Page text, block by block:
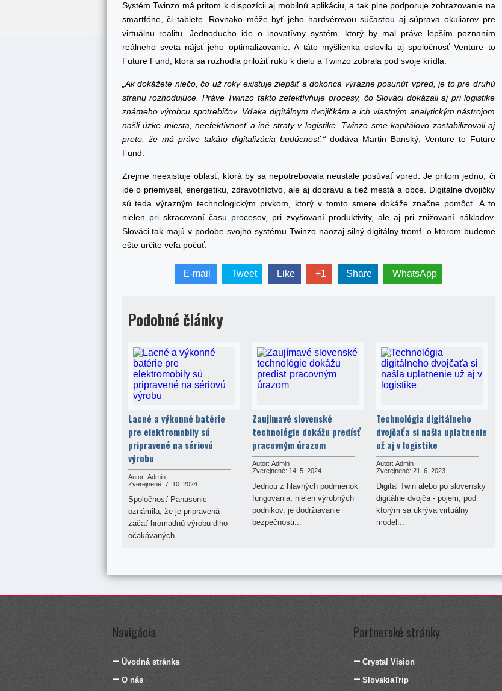
Systém Twinzo má pritom k dispozícii aj mobilnú aplikáciu, a tak plne podporuje zobrazovanie na
smartfóne, či tablete. Rovnako môže byť jeho hardvérovou súčasťou aj súprava okuliarov pre
virtuálnu realitu. Jednoducho ide o inovatívny systém, ktorý by mal práve lepším poznaním
reálneho sveta nájsť jeho optimalizovanie. A táto myšlienka oslovila aj spoločnosť Venture to
Future Fund, ktorá sa rozhodla priložiť ruku k dielu a Twinzo zobrala pod svoje krídla.
„Ak dokážete niečo, čo už roky existuje zlepšiť a dokonca výrazne posunúť vpred, je to pre druhú
stranu rozhodujúce. Práve Twinzo takto zefektívňuje procesy, čo Slováci dokázali aj pri logistike
známeho výrobcu spotrebičov. Vďaka digitálnym dvojičkám a ich vlastným analytickým nástrojom
našli úzke miesta, neefektívnosť a iné straty v logistike. Twinzo sme kapitálovo zastabilizovali aj
preto, že má práve takáto digitalizácia budúcnosť,“dodáva Martin Banský, Venture to Future
Fund.
Zrejme neexistuje oblasť, ktorá by sa nepotrebovala neustále posúvať vpred. Je pritom jedno, či
ide o priemysel, energetiku, zdravotníctvo, ale aj dopravu a tiež mestá a obce. Digitálne dvojičky
sú teda výrazným technologickým prvkom, ktorý v tomto smere dokáže značne pomôcť. A to
nielen pri skracovaní času procesov, pri zvyšovaní produktivity, ale aj pri znižovaní nákladov.
Slováci tak majú v podobe svojho systému Twinzo naozaj silný digitálny tromf, o ktorom budeme
ešte určite veľa počuť.
E-mail Tweet Like +1 Share WhatsApp
Podobné články
Lacné a výkonné batérie
pre elektromobily sú
pripravené na sériovú
výrobu
Autor: Admin
Zverejnené: 7. 10. 2024
Spoločnosť Panasonic
oznámila, že je pripravená
začať hromadnú výrobu dlho
očakávaných...
Zaujímavé slovenské
technológie dokážu predísť
pracovným úrazom
Autor: Admin
Zverejnené: 14. 5. 2024
Jednou z hlavných podmienok
fungovania, nielen výrobných
podnikov, je dodržiavanie
bezpečnosti...
Technológia digitálneho
dvojčaťa si našla uplatnenie
už aj v logistike
Autor: Admin
Zverejnené: 21. 6. 2023
Digital Twin alebo po slovensky
digitálne dvojča - pojem, pod
ktorým sa ukrýva virtuálny
model...
Navigácia
Úvodná stránka
O nás
Partnerské stránky
Crystal Vision
SlovakiaTrip